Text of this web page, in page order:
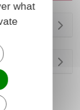
what